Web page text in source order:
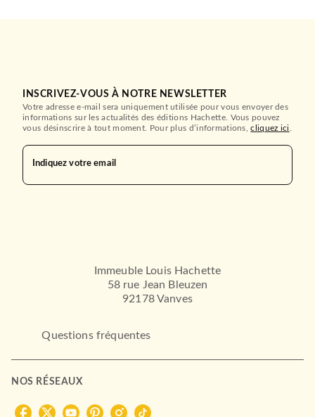
INSCRIVEZ-VOUS À NOTRE NEWSLETTER
Votre adresse e-mail sera uniquement utilisée pour vous envoyer des
informations sur les actualités des éditions Hachette. Vous pouvez
vous désinscrire à tout moment. Pour plus d’informations,cliquez ici
Indiquez votre email
Immeuble Louis Hachette
58 rue Jean Bleuzen
92178 Vanves
Questions fréquentes
NOS RÉSEAUX